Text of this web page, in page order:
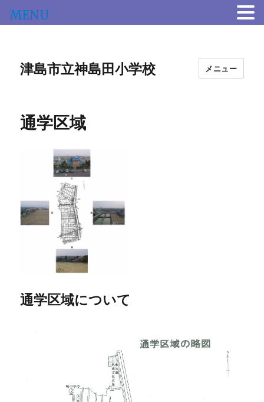
津島市立神島田小学校 メニュー
通学区域
通学区域について
MENU